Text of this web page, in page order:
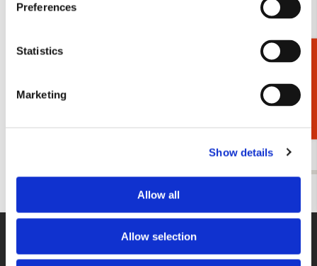
Preferences
Statistics
Marketing
Show details
Allow all
Allow selection
€ 1,50
WE HELPEN U GRAAG!
Wij staan voor u klaar van maandag
Cadeaukiezer